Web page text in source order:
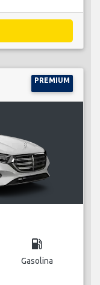
PREMIUM
local_gas_station
Gasolina